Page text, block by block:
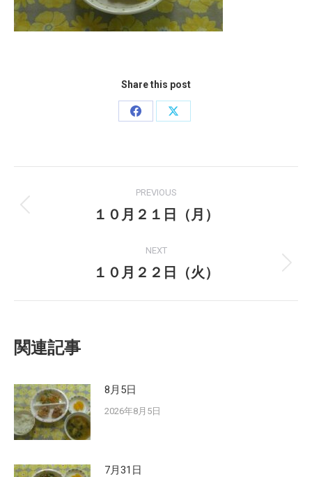
Share this post
Share
Share
navigation
PREVIOUS
Previous
１０月２１日（月）
NEXT
Next
１０月２２日（火）
関連記事
8月5日
2026年8月5日
7月31日